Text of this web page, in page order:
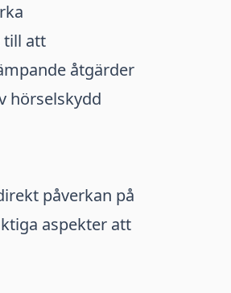
till att
åtgärder
hörselskydd
påverkan på
aspekter att